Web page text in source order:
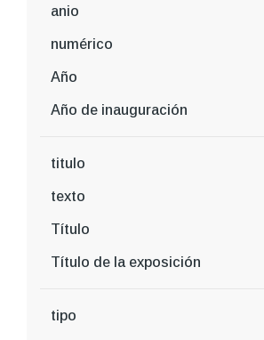
anio
numérico
Año
Año de inauguración
titulo
texto
Título
Título de la exposición
tipo